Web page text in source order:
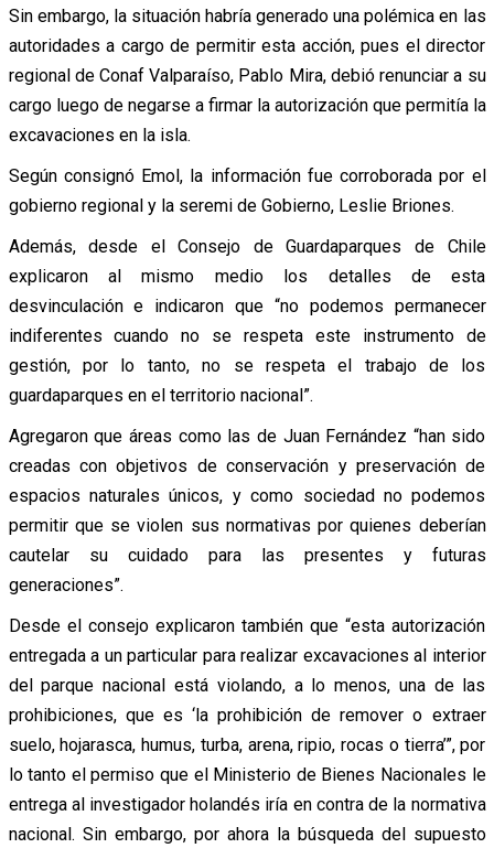
Sin embargo, la situación habría generado una polémica en las
autoridades a cargo de permitir esta acción, pues el director
regional de Conaf Valparaíso, Pablo Mira, debió renunciar a su
cargo luego de negarse a firmar la autorización que permitía la
excavaciones en la isla.
Según consignó Emol, la información fue corroborada por el
gobierno regional y la seremi de Gobierno, Leslie Briones.
Además, desde el Consejo de Guardaparques de Chile
explicaron al mismo medio los detalles de esta
desvinculación e indicaron que “no podemos permanecer
indiferentes cuando no se respeta este instrumento de
gestión, por lo tanto, no se respeta el trabajo de los
guardaparques en el territorio nacional”.
Agregaron que áreas como las de Juan Fernández “han sido
creadas con objetivos de conservación y preservación de
espacios naturales únicos, y como sociedad no podemos
permitir que se violen sus normativas por quienes deberían
cautelar su cuidado para las presentes y futuras
generaciones”.
Desde el consejo explicaron también que “esta autorización
entregada a un particular para realizar excavaciones al interior
del parque nacional está violando, a lo menos, una de las
prohibiciones, que es ‘la prohibición de remover o extraer
suelo, hojarasca, humus, turba, arena, ripio, rocas o tierra’”, por
lo tanto el permiso que el Ministerio de Bienes Nacionales le
entrega al investigador holandés iría en contra de la normativa
nacional. Sin embargo, por ahora la búsqueda del supuesto